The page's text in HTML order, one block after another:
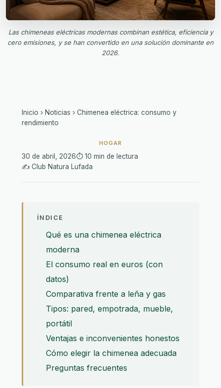
Las chimeneas eléctricas modernas combinan estética, eficiencia y
cero emisiones, y se han convertido en una solución dominante en
2026.
Inicio › Noticias › Chimenea eléctrica: consumo y
rendimiento
HOGAR
30 de abril, 2026⏱️ 10 min de lectura
✍️ Club Natura Lufada
ÍNDICE
Qué es una chimenea eléctrica
moderna
El consumo real en euros (con
datos)
Comparativa frente a leña y gas
Tipos: pared, empotrada, mueble,
portátil
Ventajas e inconvenientes honestos
Cómo elegir la chimenea adecuada
Preguntas frecuentes